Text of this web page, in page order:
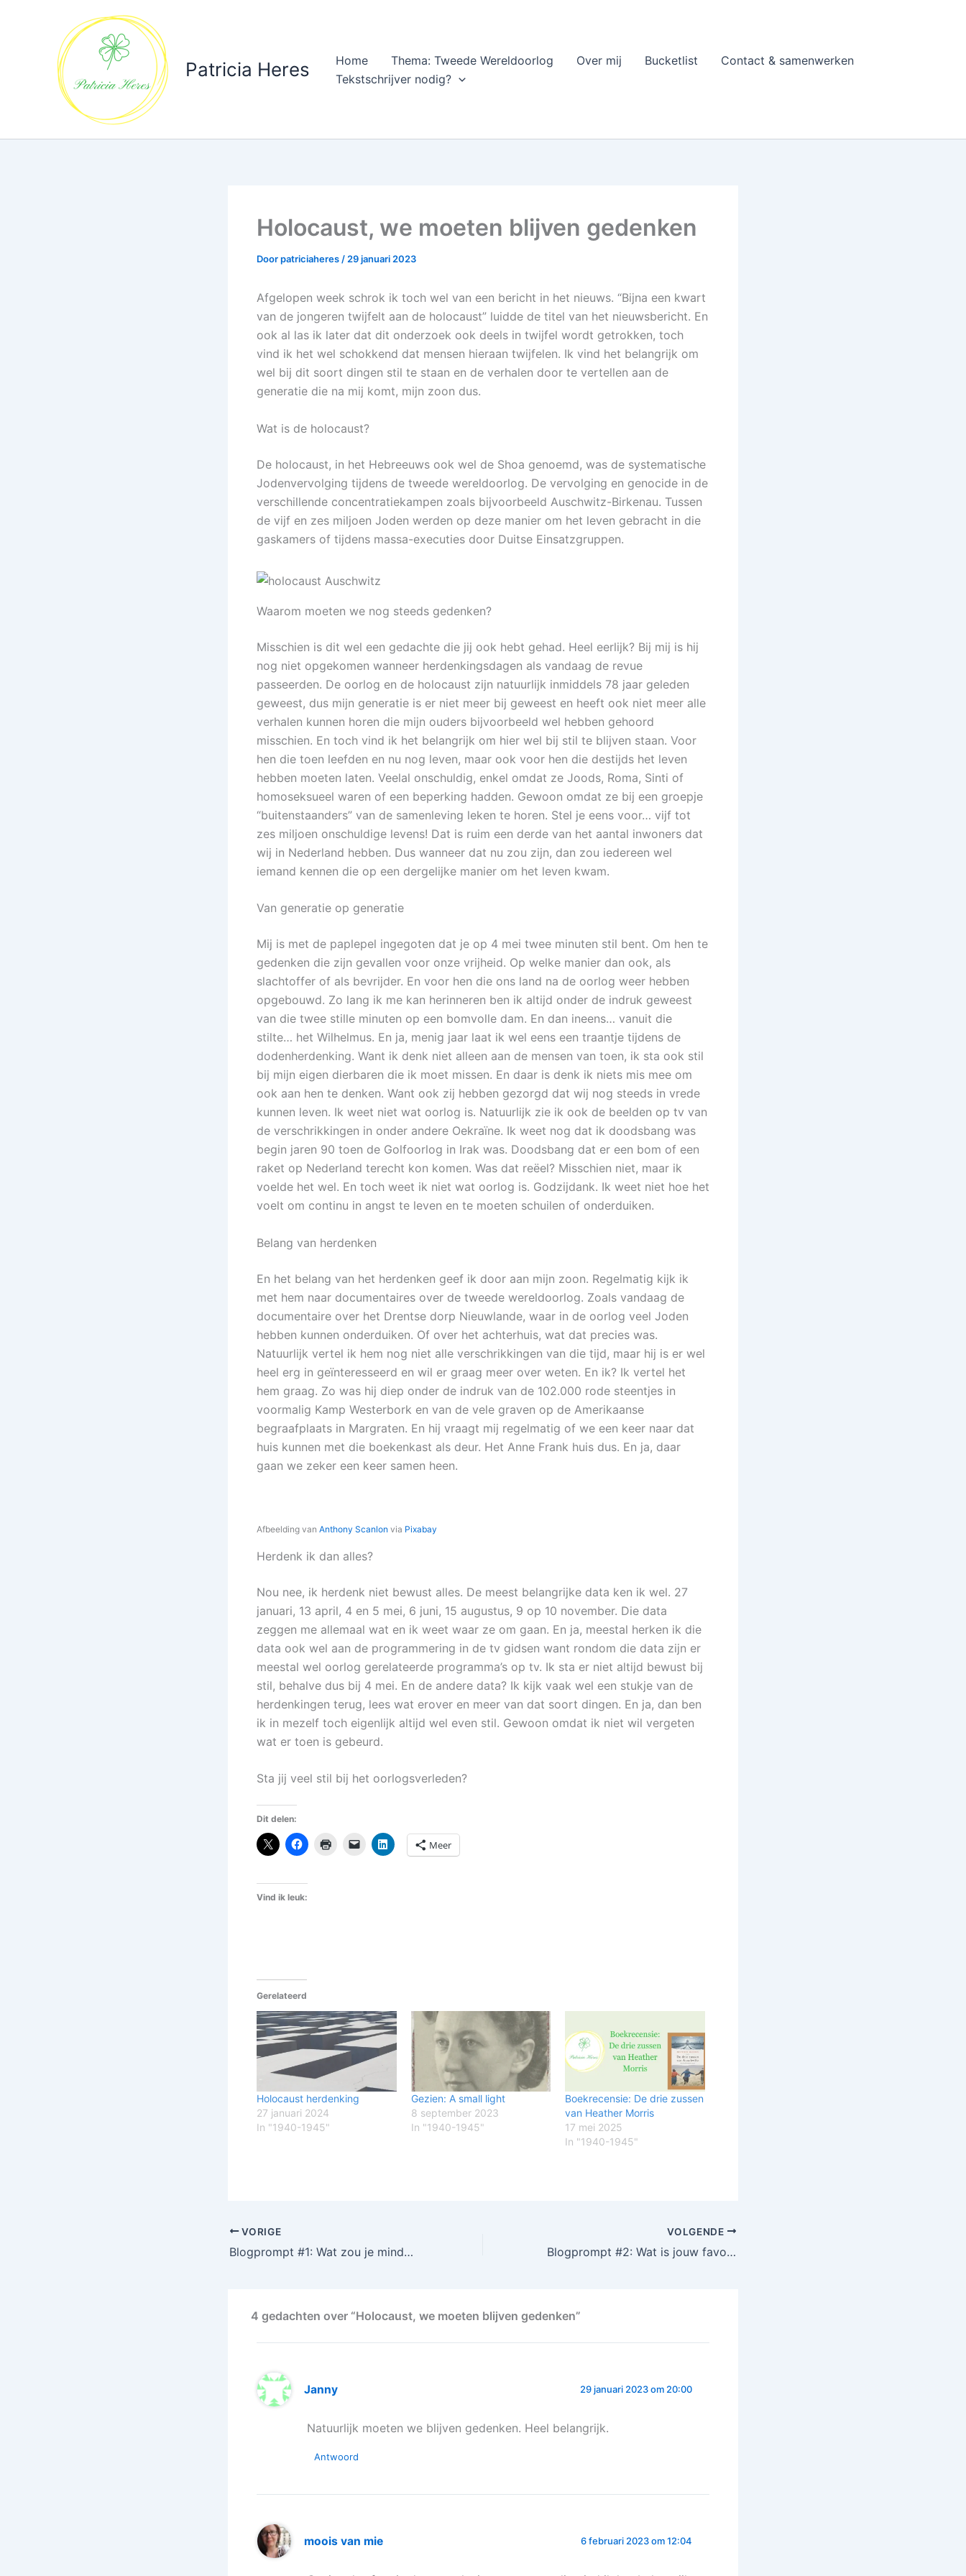
Patricia Heres Home Thema: Tweede Wereldoorlog Over mij Bucketlist
Contact & samenwerken
Tekstschrijver nodig?
Holocaust, we moeten blijven gedenken
Doorpatriciaheres / 29 januari 2023
Afgelopen week schrok ik toch wel van een bericht in het nieuws. “Bijna een kwart
van de jongeren twijfelt aan de holocaust” luidde de titel van het nieuwsbericht. En
ook al las ik later dat dit onderzoek ook deels in twijfel wordt getrokken, toch
vind ik het wel schokkend dat mensen hieraan twijfelen. Ik vind het belangrijk om
wel bij dit soort dingen stil te staan en de verhalen door te vertellen aan de
generatie die na mij komt, mijn zoon dus.
Wat is de holocaust?
De holocaust, in het Hebreeuws ook wel de Shoa genoemd, was de systematische
Jodenvervolging tijdens de tweede wereldoorlog. De vervolging en genocide in de
verschillende concentratiekampen zoals bijvoorbeeld Auschwitz-Birkenau. Tussen
de vijf en zes miljoen Joden werden op deze manier om het leven gebracht in die
gaskamers of tijdens massa-executies door Duitse Einsatzgruppen.
Waarom moeten we nog steeds gedenken?
Misschien is dit wel een gedachte die jij ook hebt gehad. Heel eerlijk? Bij mij is hij
nog niet opgekomen wanneer herdenkingsdagen als vandaag de revue
passeerden. De oorlog en de holocaust zijn natuurlijk inmiddels 78 jaar geleden
geweest, dus mijn generatie is er niet meer bij geweest en heeft ook niet meer alle
verhalen kunnen horen die mijn ouders bijvoorbeeld wel hebben gehoord
misschien. En toch vind ik het belangrijk om hier wel bij stil te blijven staan. Voor
hen die toen leefden en nu nog leven, maar ook voor hen die destijds het leven
hebben moeten laten. Veelal onschuldig, enkel omdat ze Joods, Roma, Sinti of
homoseksueel waren of een beperking hadden. Gewoon omdat ze bij een groepje
“buitenstaanders” van de samenleving leken te horen. Stel je eens voor… vijf tot
zes miljoen onschuldige levens! Dat is ruim een derde van het aantal inwoners dat
wij in Nederland hebben. Dus wanneer dat nu zou zijn, dan zou iedereen wel
iemand kennen die op een dergelijke manier om het leven kwam.
Van generatie op generatie
Mij is met de paplepel ingegoten dat je op 4 mei twee minuten stil bent. Om hen te
gedenken die zijn gevallen voor onze vrijheid. Op welke manier dan ook, als
slachtoffer of als bevrijder. En voor hen die ons land na de oorlog weer hebben
opgebouwd. Zo lang ik me kan herinneren ben ik altijd onder de indruk geweest
van die twee stille minuten op een bomvolle dam. En dan ineens… vanuit die
stilte… het Wilhelmus. En ja, menig jaar laat ik wel eens een traantje tijdens de
dodenherdenking. Want ik denk niet alleen aan de mensen van toen, ik sta ook stil
bij mijn eigen dierbaren die ik moet missen. En daar is denk ik niets mis mee om
ook aan hen te denken. Want ook zij hebben gezorgd dat wij nog steeds in vrede
kunnen leven. Ik weet niet wat oorlog is. Natuurlijk zie ik ook de beelden op tv van
de verschrikkingen in onder andere Oekraïne. Ik weet nog dat ik doodsbang was
begin jaren 90 toen de Golfoorlog in Irak was. Doodsbang dat er een bom of een
raket op Nederland terecht kon komen. Was dat reëel? Misschien niet, maar ik
voelde het wel. En toch weet ik niet wat oorlog is. Godzijdank. Ik weet niet hoe het
voelt om continu in angst te leven en te moeten schuilen of onderduiken.
Belang van herdenken
En het belang van het herdenken geef ik door aan mijn zoon. Regelmatig kijk ik
met hem naar documentaires over de tweede wereldoorlog. Zoals vandaag de
documentaire over het Drentse dorp Nieuwlande, waar in de oorlog veel Joden
hebben kunnen onderduiken. Of over het achterhuis, wat dat precies was.
Natuurlijk vertel ik hem nog niet alle verschrikkingen van die tijd, maar hij is er wel
heel erg in geïnteresseerd en wil er graag meer over weten. En ik? Ik vertel het
hem graag. Zo was hij diep onder de indruk van de 102.000 rode steentjes in
voormalig Kamp Westerbork en van de vele graven op de Amerikaanse
begraafplaats in Margraten. En hij vraagt mij regelmatig of we een keer naar dat
huis kunnen met die boekenkast als deur. Het Anne Frank huis dus. En ja, daar
gaan we zeker een keer samen heen.
Afbeelding van Anthony Scanlon via Pixabay
Herdenk ik dan alles?
Nou nee, ik herdenk niet bewust alles. De meest belangrijke data ken ik wel. 27
januari, 13 april, 4 en 5 mei, 6 juni, 15 augustus, 9 op 10 november. Die data
zeggen me allemaal wat en ik weet waar ze om gaan. En ja, meestal herken ik die
data ook wel aan de programmering in de tv gidsen want rondom die data zijn er
meestal wel oorlog gerelateerde programma’s op tv. Ik sta er niet altijd bewust bij
stil, behalve dus bij 4 mei. En de andere data? Ik kijk vaak wel een stukje van de
herdenkingen terug, lees wat erover en meer van dat soort dingen. En ja, dan ben
ik in mezelf toch eigenlijk altijd wel even stil. Gewoon omdat ik niet wil vergeten
wat er toen is gebeurd.
Sta jij veel stil bij het oorlogsverleden?
Dit delen:
Meer
Vind ik leuk:
Gerelateerd
Holocaust herdenking
27 januari 2024
In "1940-1945"
Gezien: A small light
8 september 2023
In "1940-1945"
Boekrecensie: De drie zussen
van Heather Morris
17 mei 2025
In "1940-1945"
VORIGE
Blogprompt #1: Wat zou je minder willen doen?
VOLGENDE
Blogprompt #2: Wat is jouw favoriete plek?
4 gedachten over “Holocaust, we moeten blijven gedenken”
Janny 29 januari 2023 om 20:00
Natuurlijk moeten we blijven gedenken. Heel belangrijk.
Antwoord
moois van mie 6 februari 2023 om 12:04